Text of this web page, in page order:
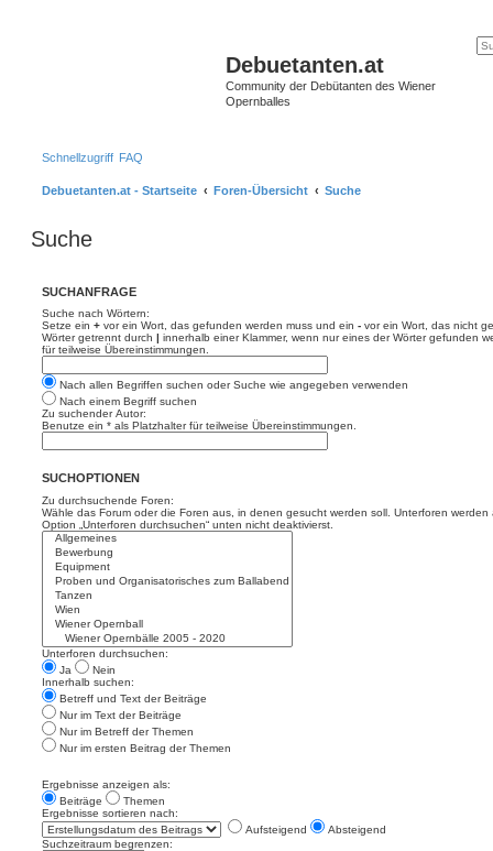
Debuetanten.at
Community der Debütanten des Wiener
Opernballes
Schnellzugriff FAQ
Debuetanten.at - Startseite Foren-Übersicht Suche
Suche
SUCHANFRAGE
Suche nach Wörtern:
Setze ein + vor ein Wort, das gefunden werden muss und ein - vor ein Wort, das nicht
Wörter getrennt durch | innerhalb einer Klammer, wenn nur eines der Wörter gefunden
für teilweise Übereinstimmungen.
Nach allen Begriffen suchen oder Suche wie angegeben verwenden
Nach einem Begriff suchen
Zu suchender Autor:
Benutze ein * als Platzhalter für teilweise Übereinstimmungen.
SUCHOPTIONEN
Zu durchsuchende Foren:
Wähle das Forum oder die Foren aus, in denen gesucht werden soll. Unterforen
Option „Unterforen durchsuchen“ unten nicht deaktivierst.
Unterforen durchsuchen:
Ja
Nein
Innerhalb suchen:
Betreff und Text der Beiträge
Nur im Text der Beiträge
Nur im Betreff der Themen
Nur im ersten Beitrag der Themen
Ergebnisse anzeigen als:
Beiträge
Themen
Ergebnisse sortieren nach:
Aufsteigend
Absteigend
Suchzeitraum begrenzen: